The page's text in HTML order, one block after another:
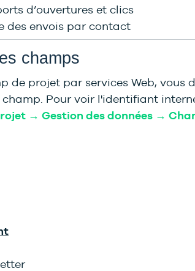
d’ouvertures et clics
des envois par contact
champs
de projet par services Web, vous
Pour voir l'identifiant
→ Gestion des données →